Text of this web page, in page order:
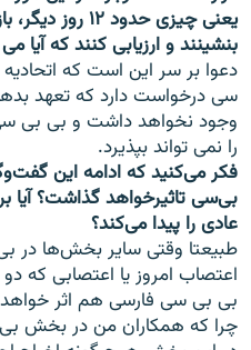
يعنی چيزی حدود
بنشينند و ارزيابی کنند که آيا
دعوا بر سر اين است که اتحاديه
سی درخواست دارد که تعهد
وجود نخواهد داشت و بی بی
را نمی تواند بپذيرد.
فکر می‌کنيد که ادامه اين
بی‌سی تاثيرخواهد گذاشت؟ آيا
عادی را پيدا می‌کند؟
طبيعتا وقتی ساير بخش‌ها در
اعتصاب امروز يا اعتصابی که
بی بی سی فارسی هم اثر
چرا که همکاران من در بخش